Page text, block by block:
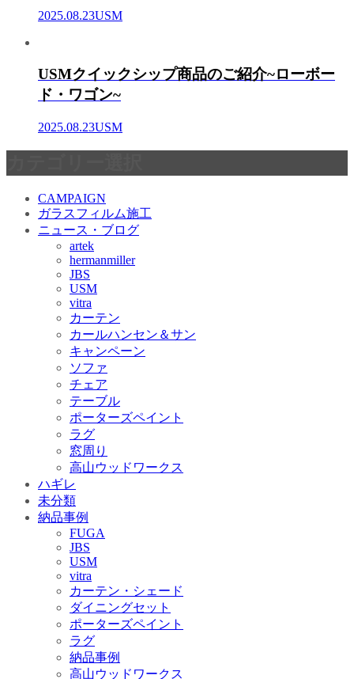
2025.08.23USM
USMクイックシップ商品のご紹介~ローボー
ド・ワゴン~
2025.08.23USM
CAMPAIGN
ガラスフィルム施工
ニュース・ブログ
artek
hermanmiller
JBS
USM
vitra
カーテン
カールハンセン＆サン
キャンペーン
ソファ
チェア
テーブル
ポーターズペイント
ラグ
窓周り
高山ウッドワークス
ハギレ
未分類
納品事例
FUGA
JBS
USM
vitra
カーテン・シェード
ダイニングセット
ポーターズペイント
ラグ
納品事例
高山ウッドワークス